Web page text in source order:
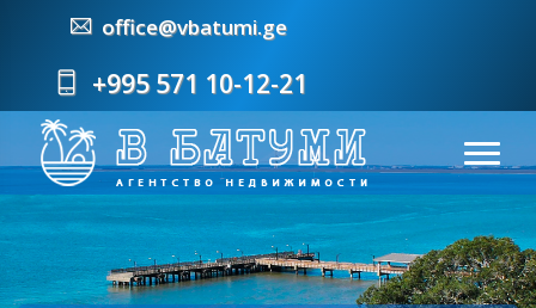
office@vbatumi.ge
+995 571 10-12-21